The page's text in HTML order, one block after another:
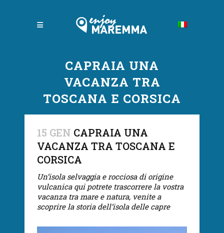
CAPRAIA UNA
VACANZA TRA
TOSCANA E CORSICA
15 GEN CAPRAIA UNA
VACANZA TRA TOSCANA E
CORSICA
Un’isola selvaggia e rocciosa di origine
vulcanica qui potrete trascorrere la vostra
vacanza tra mare e natura, venite a
scoprire la storia dell’isola delle capre